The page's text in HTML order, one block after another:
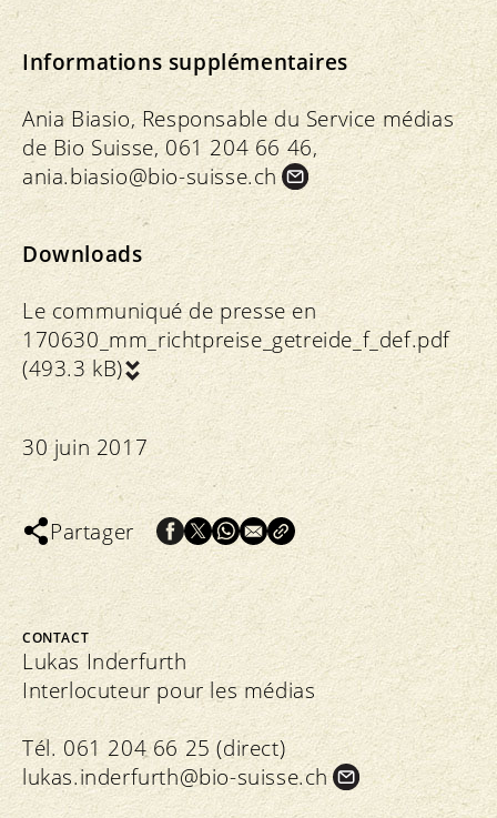
Informations supplémentaires
Ania Biasio, Responsable du Service médias
de Bio Suisse, 061 204 66 46,
ania.biasio@bio-suisse.ch
Downloads
Le communiqué de presse en
170630_mm_richtpreise_getreide_f_def.pdf
(493.3 kB)
30 juin 2017
Partager
CONTACT
Lukas Inderfurth
Interlocuteur pour les médias
Tél. 061 204 66 25 (direct)
lukas.inderfurth@bio-suisse.ch